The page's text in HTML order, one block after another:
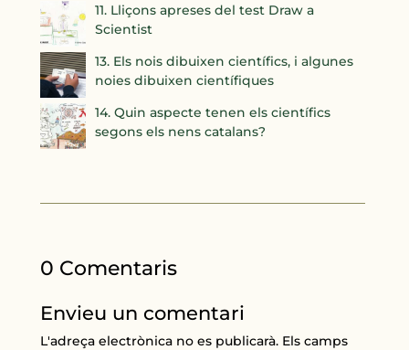
11. Lliçons apreses del test Draw a
Scientist
13. Els nois dibuixen científics, i algunes
noies dibuixen científiques
14. Quin aspecte tenen els científics
segons els nens catalans?
0 Comentaris
Envieu un comentari
L'adreça electrònica no es publicarà. Els camps